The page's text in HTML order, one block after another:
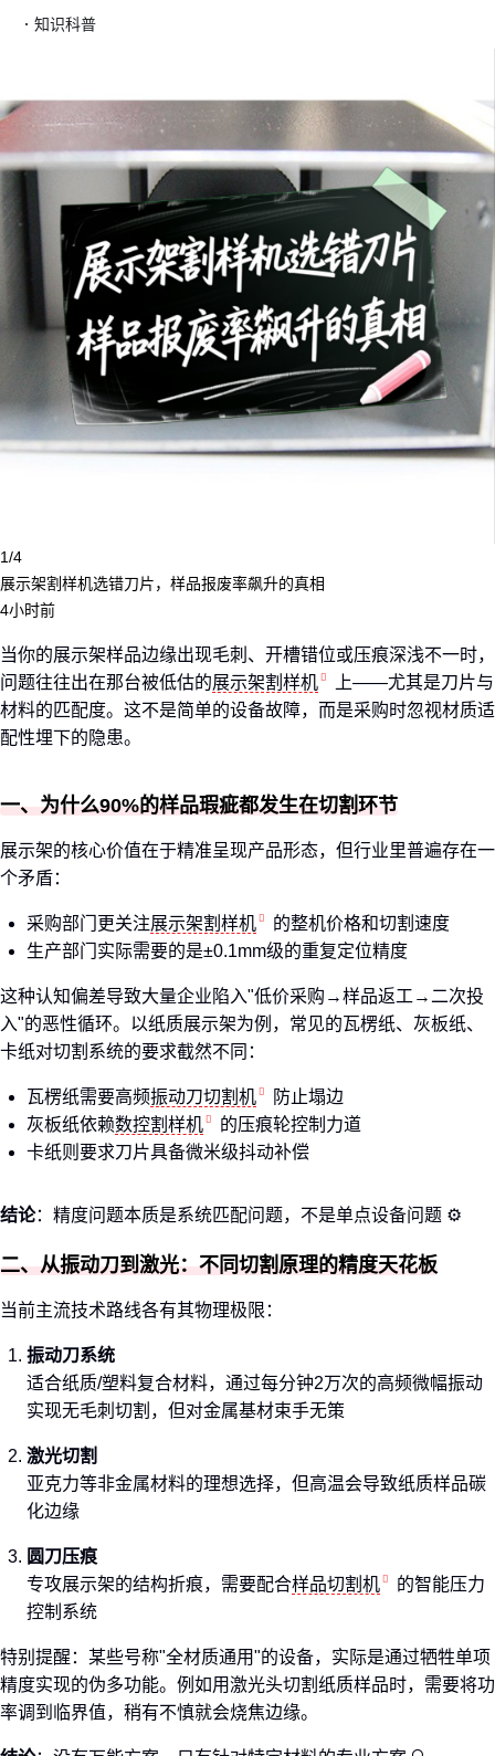
· 知识科普
1/4
展示架割样机选错刀片，样品报废率飙升的真相
4小时前
当你的展示架样品边缘出现毛刺、开槽错位或压痕深浅不一时，
问题往往出在那台被低估的展示架割样机
上——尤其是刀片与
材料的匹配度。这不是简单的设备故障，而是采购时忽视材质适
配性埋下的隐患。
一、为什么90%的样品瑕疵都发生在切割环节
展示架的核心价值在于精准呈现产品形态，但行业里普遍存在一
个矛盾：
采购部门更关注展示架割样机
的整机价格和切割速度
生产部门实际需要的是±0.1mm级的重复定位精度
这种认知偏差导致大量企业陷入"低价采购→样品返工→二次投
入"的恶性循环。以纸质展示架为例，常见的瓦楞纸、灰板纸、
卡纸对切割系统的要求截然不同：
瓦楞纸需要高频振动刀切割机
防止塌边
灰板纸依赖数控割样机
的压痕轮控制力道
卡纸则要求刀片具备微米级抖动补偿
结论：精度问题本质是系统匹配问题，不是单点设备问题 ⚙️
二、从振动刀到激光：不同切割原理的精度天花板
当前主流技术路线各有其物理极限：
振动刀系统
适合纸质/塑料复合材料，通过每分钟2万次的高频微幅振动
实现无毛刺切割，但对金属基材束手无策
激光切割
亚克力等非金属材料的理想选择，但高温会导致纸质样品碳
化边缘
圆刀压痕
专攻展示架的结构折痕，需要配合样品切割机
的智能压力
控制系统
特别提醒：某些号称"全材质通用"的设备，实际是通过牺牲单项
精度实现的伪多功能。例如用激光头切割纸质样品时，需要将功
率调到临界值，稍有不慎就会烧焦边缘。